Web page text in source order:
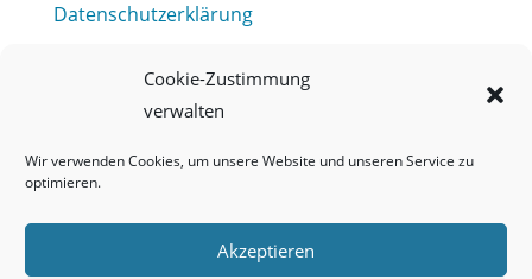
Cookie-Zustimmung
verwalten
Wir verwenden Cookies, um unsere Website und unseren Service zu
optimieren.
Akzeptieren
Datenschutzerklärung
Haftungsausschluss
Barrierefreiheitserklärung
Meldestelle (HinSchG) des Erftverbandes
Onlineportal Grundwassernutzung